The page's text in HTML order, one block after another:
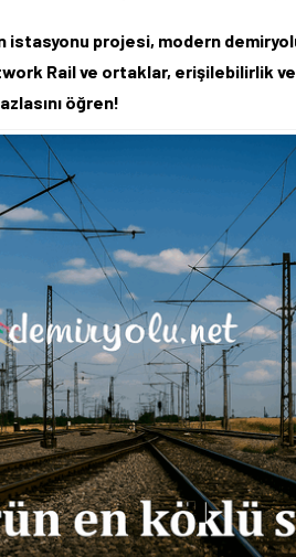
istasyonu projesi, modern
Rail ve ortaklar, erişilebilirlik
öğren!